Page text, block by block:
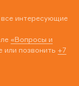
интересующие
«Вопросы и
или позвонить +7